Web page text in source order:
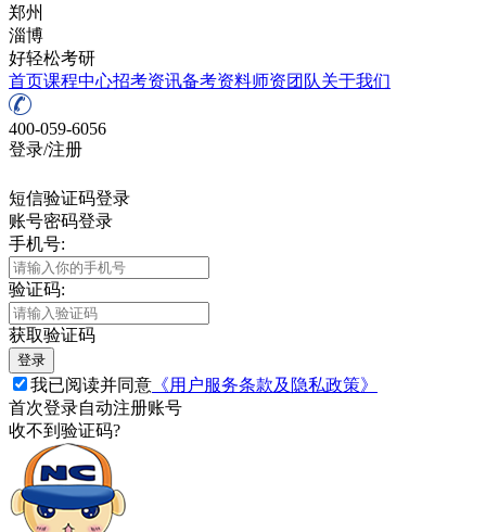
郑州
淄博
好轻松考研
首页课程中心招考资讯备考资料师资团队关于我们
400-059-6056
登录/注册
短信验证码登录
账号密码登录
手机号:
验证码:
获取验证码
登录
我已阅读并同意 《用户服务条款及隐私政策》
首次登录自动注册账号
收不到验证码?